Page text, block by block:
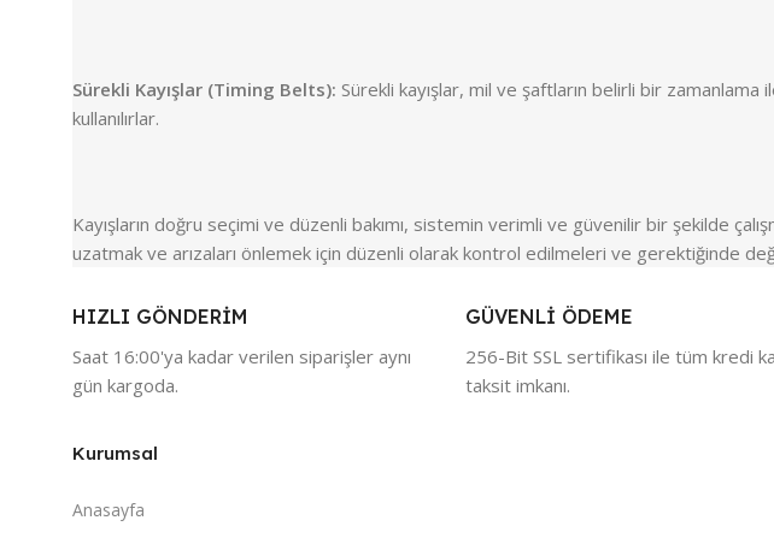
Sürekli Kayışlar (Timing Belts): Sürekli kayışlar, mil ve şaftların belirli bir zamanlama
kullanılırlar.
Kayışların doğru seçimi ve düzenli bakımı, sistemin verimli ve güvenilir bir şekilde
uzatmak ve arızaları önlemek için düzenli olarak kontrol edilmeleri ve gerektiğinde
HIZLI GÖNDERİM
Saat 16:00'ya kadar verilen siparişler aynı
gün kargoda.
GÜVENLİ ÖDEME
256-Bit SSL sertifikası ile tüm kredi
taksit imkanı.
Kurumsal
Anasayfa